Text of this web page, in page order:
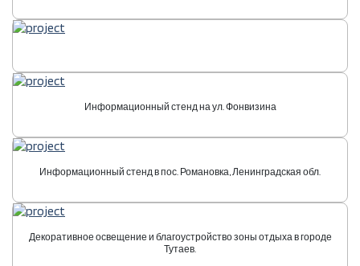
Информационный стенд на ул. Фонвизина
Информационный стенд в пос. Романовка, Ленинградская обл.
Декоративное освещение и благоустройство зоны отдыха в городе
Тутаев.